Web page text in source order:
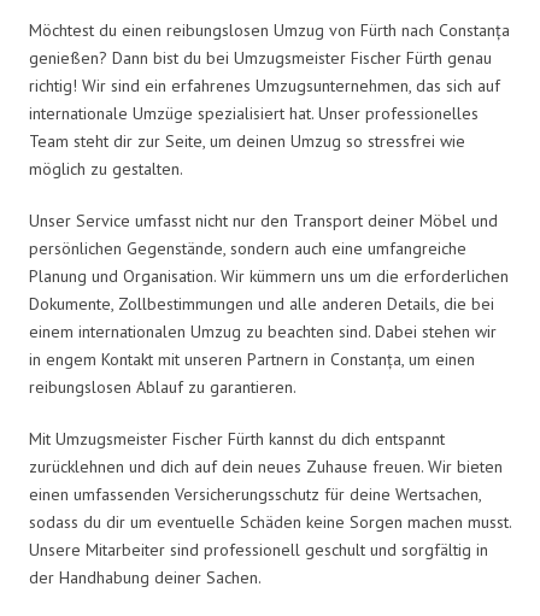
Möchtest du einen reibungslosen Umzug von Fürth nach Constanța
genießen? Dann bist du bei Umzugsmeister Fischer Fürth genau
richtig! Wir sind ein erfahrenes Umzugsunternehmen, das sich auf
internationale Umzüge spezialisiert hat. Unser professionelles
Team steht dir zur Seite, um deinen Umzug so stressfrei wie
möglich zu gestalten.
Unser Service umfasst nicht nur den Transport deiner Möbel und
persönlichen Gegenstände, sondern auch eine umfangreiche
Planung und Organisation. Wir kümmern uns um die erforderlichen
Dokumente, Zollbestimmungen und alle anderen Details, die bei
einem internationalen Umzug zu beachten sind. Dabei stehen wir
in engem Kontakt mit unseren Partnern in Constanța, um einen
reibungslosen Ablauf zu garantieren.
Mit Umzugsmeister Fischer Fürth kannst du dich entspannt
zurücklehnen und dich auf dein neues Zuhause freuen. Wir bieten
einen umfassenden Versicherungsschutz für deine Wertsachen,
sodass du dir um eventuelle Schäden keine Sorgen machen musst.
Unsere Mitarbeiter sind professionell geschult und sorgfältig in
der Handhabung deiner Sachen.